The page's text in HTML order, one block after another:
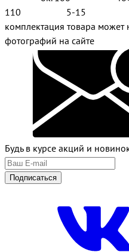
110 5-15
комплектация товара может
фотографий на сайте
Будь в курсе акций и
Подписаться